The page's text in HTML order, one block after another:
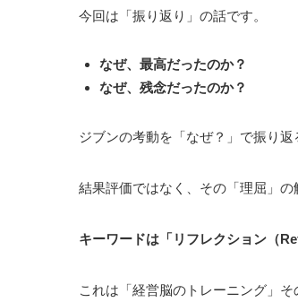
今回は「振り返り」の話です。
なぜ、最高だったのか？
なぜ、残念だったのか？
ジブンの考動を「なぜ？」で振り返
結果評価ではなく、その「理屈」の
キーワードは「リフレクション（
これは「経営脳のトレーニング」そ